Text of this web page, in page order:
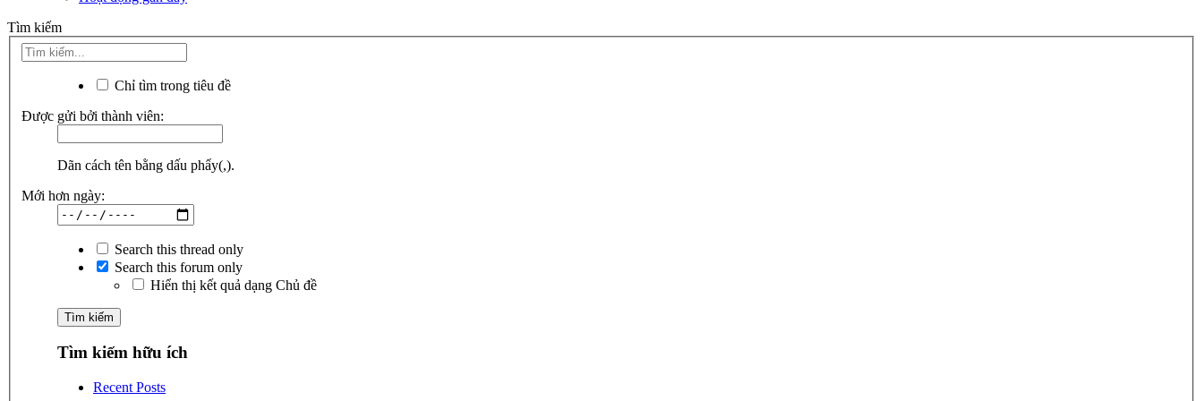
Tìm kiếm
Chỉ tìm trong tiêu đề
Được gửi bởi thành viên:
Dãn cách tên bằng dấu phẩy(,).
Mới hơn ngày:
Search this thread only
Search this forum only
Hiển thị kết quả dạng Chủ đề
Tìm kiếm hữu ích
Recent Posts